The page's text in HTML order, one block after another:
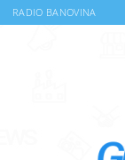
RADIO BANOVINA